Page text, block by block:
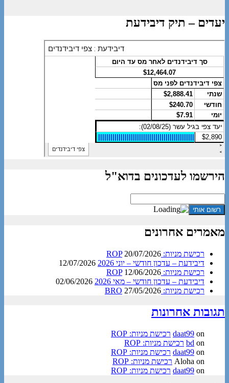
יעדים – תיק דיבידעת
הירשמו לעדכונים בדוא"ל
מאמרים אחרונים
רכישת מניות: ROP 20/07/2026
דיבידעת – עדכון חודשי – יוני 2026
12/07/2026
רכישת מניות: ROP 12/06/2026
דיבידעת – עדכון חודשי – מאי 2026
02/06/2026
רכישת מניות: BRO 27/05/2026
תגובות אחרונות
daat99 on
רכישת מניות: ROP
bd on
רכישת מניות: ROP
daat99 on
רכישת מניות: ROP
Aloha on
רכישת מניות: ROP
daat99 on רכישת מניות: ROP